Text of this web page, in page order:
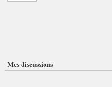
Mes discussions